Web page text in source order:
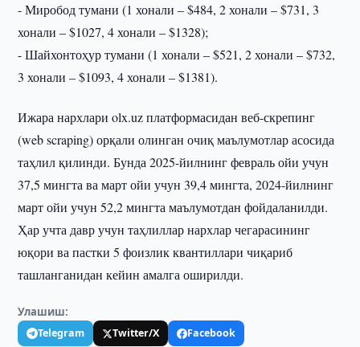
- Миробод тумани (1 хонали – $484, 2 хонали – $731, 3
хонали – $1027, 4 хонали – $1328);
- Шайхонтоҳур тумани (1 хонали – $521, 2 хонали – $732,
3 хонали – $1093, 4 хонали – $1381).
Ижара нархлари olx.uz платформасидан веб-скрепинг
(web scraping) орқали олинган очиқ маълумотлар асосида
таҳлил қилинди. Бунда 2025-йилнинг февраль ойи учун
37,5 мингта ва март ойи учун 39,4 мингта, 2024-йилнинг
март ойи учун 52,2 мингта маълумотдан фойдаланилди.
Ҳар учта давр учун таҳлиллар нархлар чегарасининг
юқори ва пастки 5 фоизлик квантиллари чиқариб
ташланганидан кейин амалга оширилди.
Улашиш:
Telegram Twitter/X
Facebook